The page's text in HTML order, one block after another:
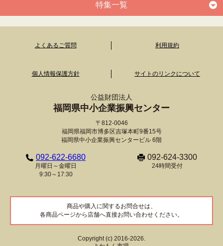
特集一覧
よくあるご質問 利用規約
個人情報保護方針 サイトのリンクについて
公益財団法人
福岡県中小企業振興センター
〒812-0046
福岡県福岡市博多区吉塚本町9番15号
福岡県中小企業振興センタービル 6階
092-622-6680
月曜日～金曜日
9:30～17:30
092-624-3300
24時間受付
商品や購入に関するお問合せは、
各商品ページから店舗へ直接お問い合わせください。
Copyright (c) 2016-2026.